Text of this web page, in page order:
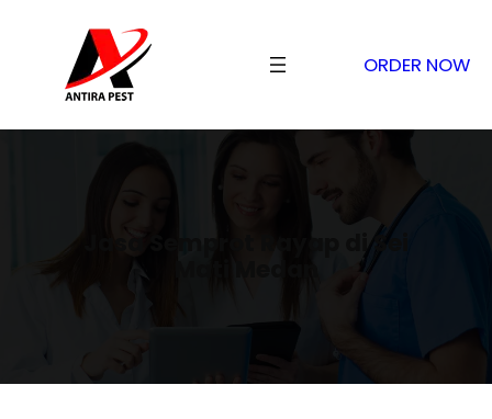
ORDER NOW
Jasa Semprot Rayap di Sei